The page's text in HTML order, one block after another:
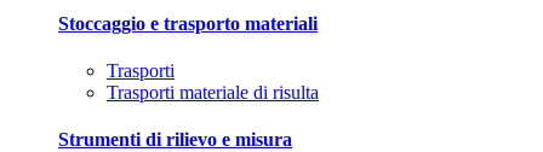
Stoccaggio e trasporto materiali
Trasporti
Trasporti materiale di risulta
Strumenti di rilievo e misura